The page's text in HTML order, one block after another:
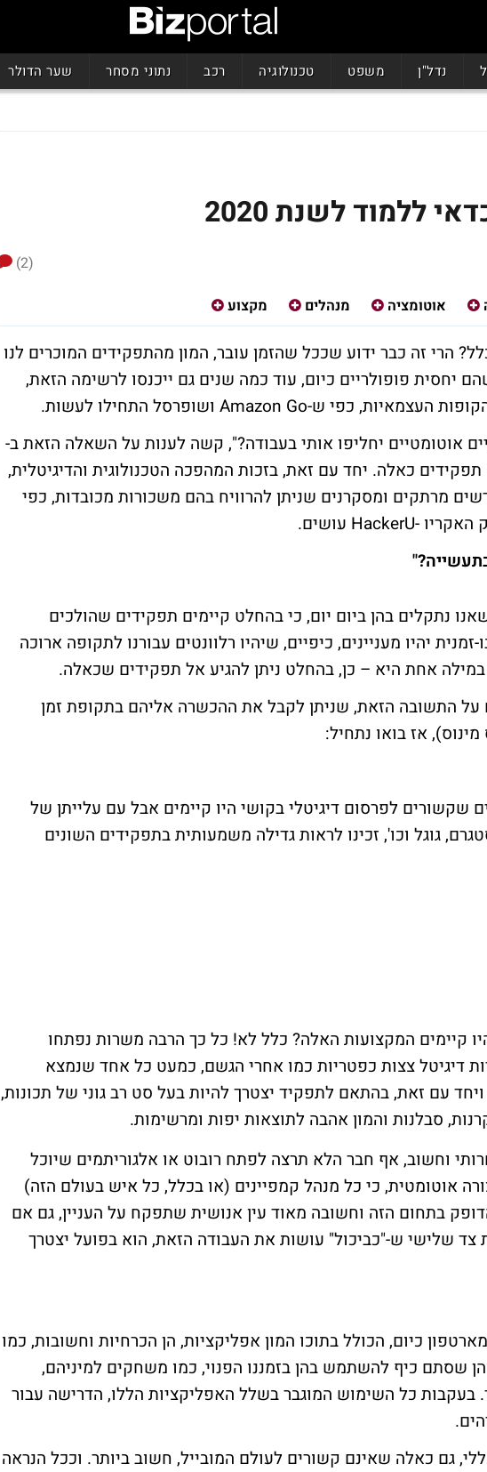
נדל"ן משפט טכנולוגיה רכב נתוני מסחר שער הדולר
ללמוד לשנת 2020
(2)
אוטומציה מנהלים מקצוע
הרי זה כבר ידוע שככל שהזמן עובר, המון מהתפקידים המוכרים לנו
יחסית פופולריים כיום, עוד כמה שנים גם ייכנסו לרשימה הזאת,
העצמאיות, כפי ש-Amazon Go ושופרסל התחילו לעשות.
אוטומטיים יחליפו אותי בעבודה?", קשה לענות על השאלה הזאת ב-
כאלה. יחד עם זאת, בזכות המהפכה הטכנולוגית והדיגיטלית,
מרתקים ומסקרנים שניתן להרוויח בהם משכורות מכובדות, כפי
האקריו -HackerU עושים.
נתקלים בהן ביום יום, כי בהחלט קיימים תפקידים שהולכים
יהיו מעניינים, כיפיים, שיהיו רלוונטים עבורנו לתקופה ארוכה
אחת היא – כן, בהחלט ניתן להגיע אל תפקידים שכאלה.
על התשובה הזאת, שניתן לקבל את ההכשרה אליהם בתקופת זמן
אז בואו נתחיל:
שקשורים לפרסום דיגיטלי בקושי היו קיימים אבל עם עלייתן של
גוגל וכו', זכינו לראות גדילה משמעותית בתפקידים השונים
קיימים המקצועות האלה? כלל לא! כל כך הרבה משרות נפתחו
דיגיטל צצות כפטריות כמו אחרי הגשם, כמעט כל אחד שנמצא
עם זאת, בהתאם לתפקיד יצטרך להיות בעל סט רב גוני של תכונות,
סבלנות והמון אהבה לתוצאות יפות ומרשימות.
וחשוב, אף חבר הלא תרצה לפתח רובוט או אלגוריתמים שיוכל
אוטומטית, כי כל מנהל קמפיינים (או בכלל, כל איש בעולם הזה)
בתחום הזה וחשובה מאוד עין אנושית שתפקח על העניין, גם אם
צד שלישי ש-"כביכול" עושות את העבודה הזאת, הוא בפועל יצטרך
כיום, הכולל בתוכו המון אפליקציות, הן הכרחיות וחשובות, כמו
והן שסתם כיף להשתמש בהן בזמננו הפנוי, כמו משחקים למיניהם,
בעקבות כל השימוש המוגבר בשלל האפליקציות הללו, הדרישה עבור
גם כאלה שאינם קשורים לעולם המובייל, חשוב ביותר. וככל הנראה